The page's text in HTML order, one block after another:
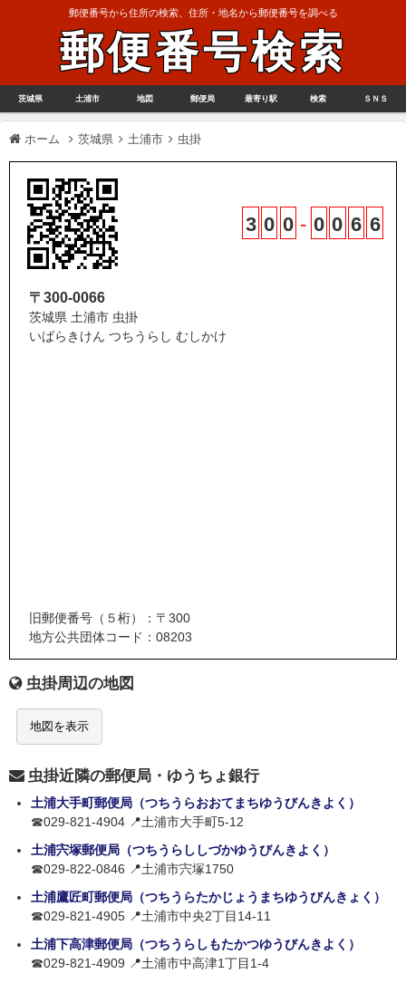
郵便番号から住所の検索、住所・地名から郵便番号を調べる
郵便番号検索
茨城県 土浦市 地図 郵便局 最寄り駅 検索 ＳＮＳ
ホーム 茨城県 土浦市 虫掛
3 0 0 - 0 0 6 6
〒300-0066
茨城県 土浦市 虫掛
いばらきけん つちうらし むしかけ
旧郵便番号（５桁）：〒300
地方公共団体コード：08203
虫掛周辺の地図
地図を表示
虫掛近隣の郵便局・ゆうちょ銀行
土浦大手町郵便局（つちうらおおてまちゆうびんきよく）
☎029-821-4904 📍土浦市大手町5-12
土浦宍塚郵便局（つちうらししづかゆうびんきよく）
☎029-822-0846 📍土浦市宍塚1750
土浦鷹匠町郵便局（つちうらたかじょうまちゆうびんきょく）
☎029-821-4905 📍土浦市中央2丁目14-11
土浦下高津郵便局（つちうらしもたかつゆうびんきよく）
☎029-821-4909 📍土浦市中高津1丁目1-4